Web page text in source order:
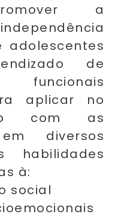
a
adolescentes
de
funcionais
aplicar no
com as
diversos
habilidades
à:
social